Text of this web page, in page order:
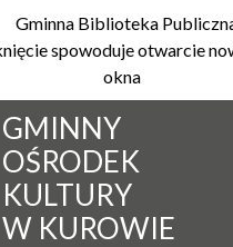
GMINNY
OŚRODEK
KULTURY
W KUROWIE